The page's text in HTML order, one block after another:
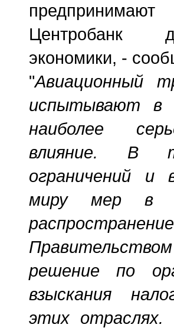
Центробанк
экономики, -
"Авиационный
испытывают в
наиболее
влияние. В
ограничений и
миру мер в
решение по
взыскания
этих